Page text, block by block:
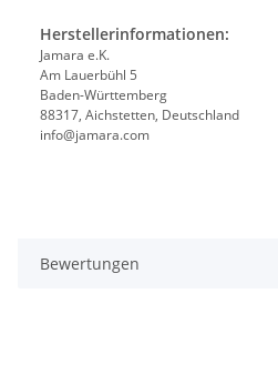
Herstellerinformationen:
Jamara e.K.
Am Lauerbühl 5
Baden-Württemberg
88317, Aichstetten, Deutschland
info@jamara.com
Bewertungen